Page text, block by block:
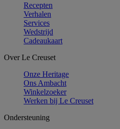
Recepten
Verhalen
Services
Wedstrijd
Cadeaukaart
Over Le Creuset
Onze Heritage
Ons Ambacht
Winkelzoeker
Werken bij Le Creuset
Ondersteuning